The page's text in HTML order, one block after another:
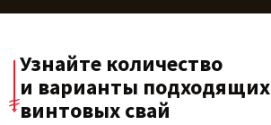
Узнайте количество
и варианты подходящих
винтовых свай